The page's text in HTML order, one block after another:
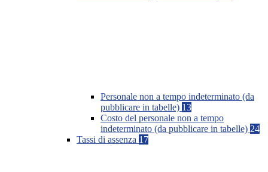
Personale non a tempo indeterminato (da
pubblicare in tabelle) 13
Costo del personale non a tempo
indeterminato (da pubblicare in tabelle) 24
Tassi di assenza 17